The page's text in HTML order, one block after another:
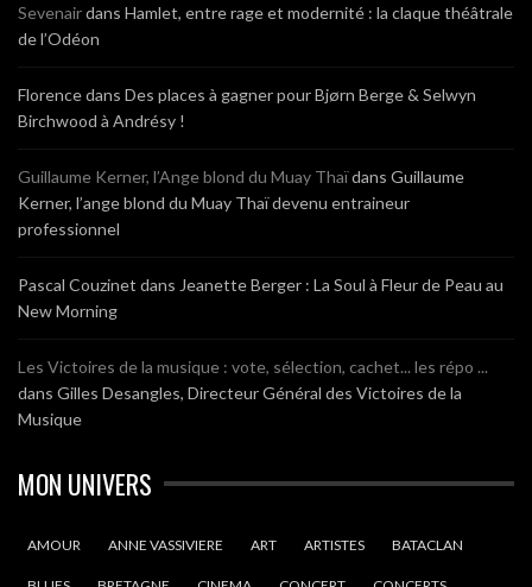
Sevenairdans Hamlet, entre rage et modernité : la claque théâtrale
de l’Odéon
Florencedans Des places à gagner pour Bjørn Berge & Selwyn
Birchwood à Andrésy !
Guillaume Kerner, l’Ange blond du Muay Thaïdans Guillaume
Kerner, l’ange blond du Muay Thaï devenu entraineur
professionnel
Pascal Couzinet dans Jeanette Berger : La Soul à Fleur de Peau au
New Morning
Les Victoires de la musique : vote, sélection, cachet... les répo ...
dans Gilles Desangles, Directeur Général des Victoires de la
Musique
MON UNIVERS
AMOUR ANNE VASSIVIERE ART ARTISTES BATACLAN